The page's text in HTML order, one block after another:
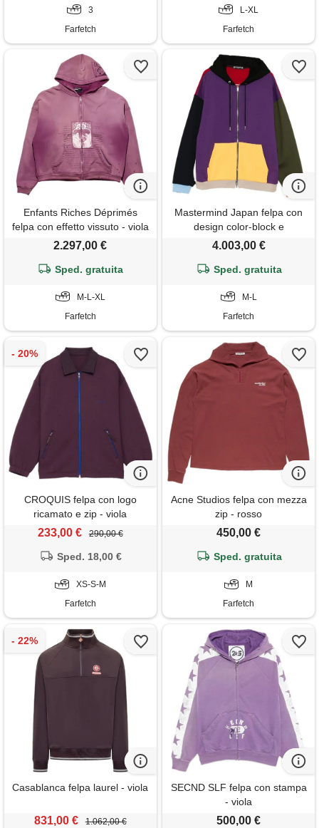
3
Farfetch
L-XL
Farfetch
Enfants Riches Déprimés
felpa con effetto vissuto - viola
2.297,00 €
Sped. gratuita
M-L-XL
Farfetch
Mastermind Japan felpa con
design color-block e
cappuccio - viola
4.003,00 €
Sped. gratuita
M-L
Farfetch
CROQUIS felpa con logo
ricamato e zip - viola
233,00 € 290,00 €
Sped. 18,00 €
XS-S-M
Farfetch
Acne Studios felpa con mezza
zip - rosso
450,00 €
Sped. gratuita
M
Farfetch
Casablanca felpa laurel - viola
831,00 € 1.062,00 €
SECND SLF felpa con stampa
- viola
500,00 €